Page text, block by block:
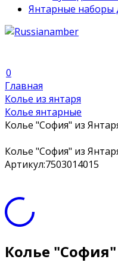
Янтарные наборы
0
Главная
Колье из янтаря
Колье янтарные
Колье "София" из
Колье "София" из
Артикул:7503014015
Колье